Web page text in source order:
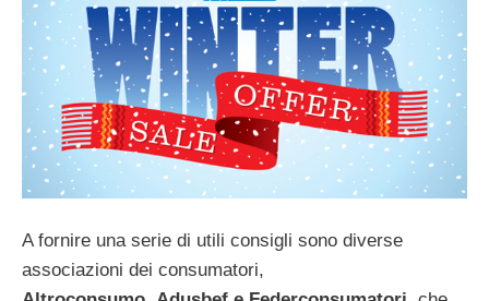
A fornire una serie di utili consigli sono diverse
associazioni dei consumatori,